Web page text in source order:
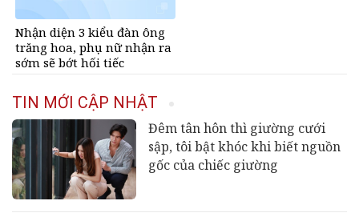
Nhận diện 3 kiểu đàn ông
trăng hoa, phụ nữ nhận ra
sớm sẽ bớt hối tiếc
TIN MỚI CẬP NHẬT
Đêm tân hôn thì giường cưới
sập, tôi bật khóc khi biết nguồn
gốc của chiếc giường